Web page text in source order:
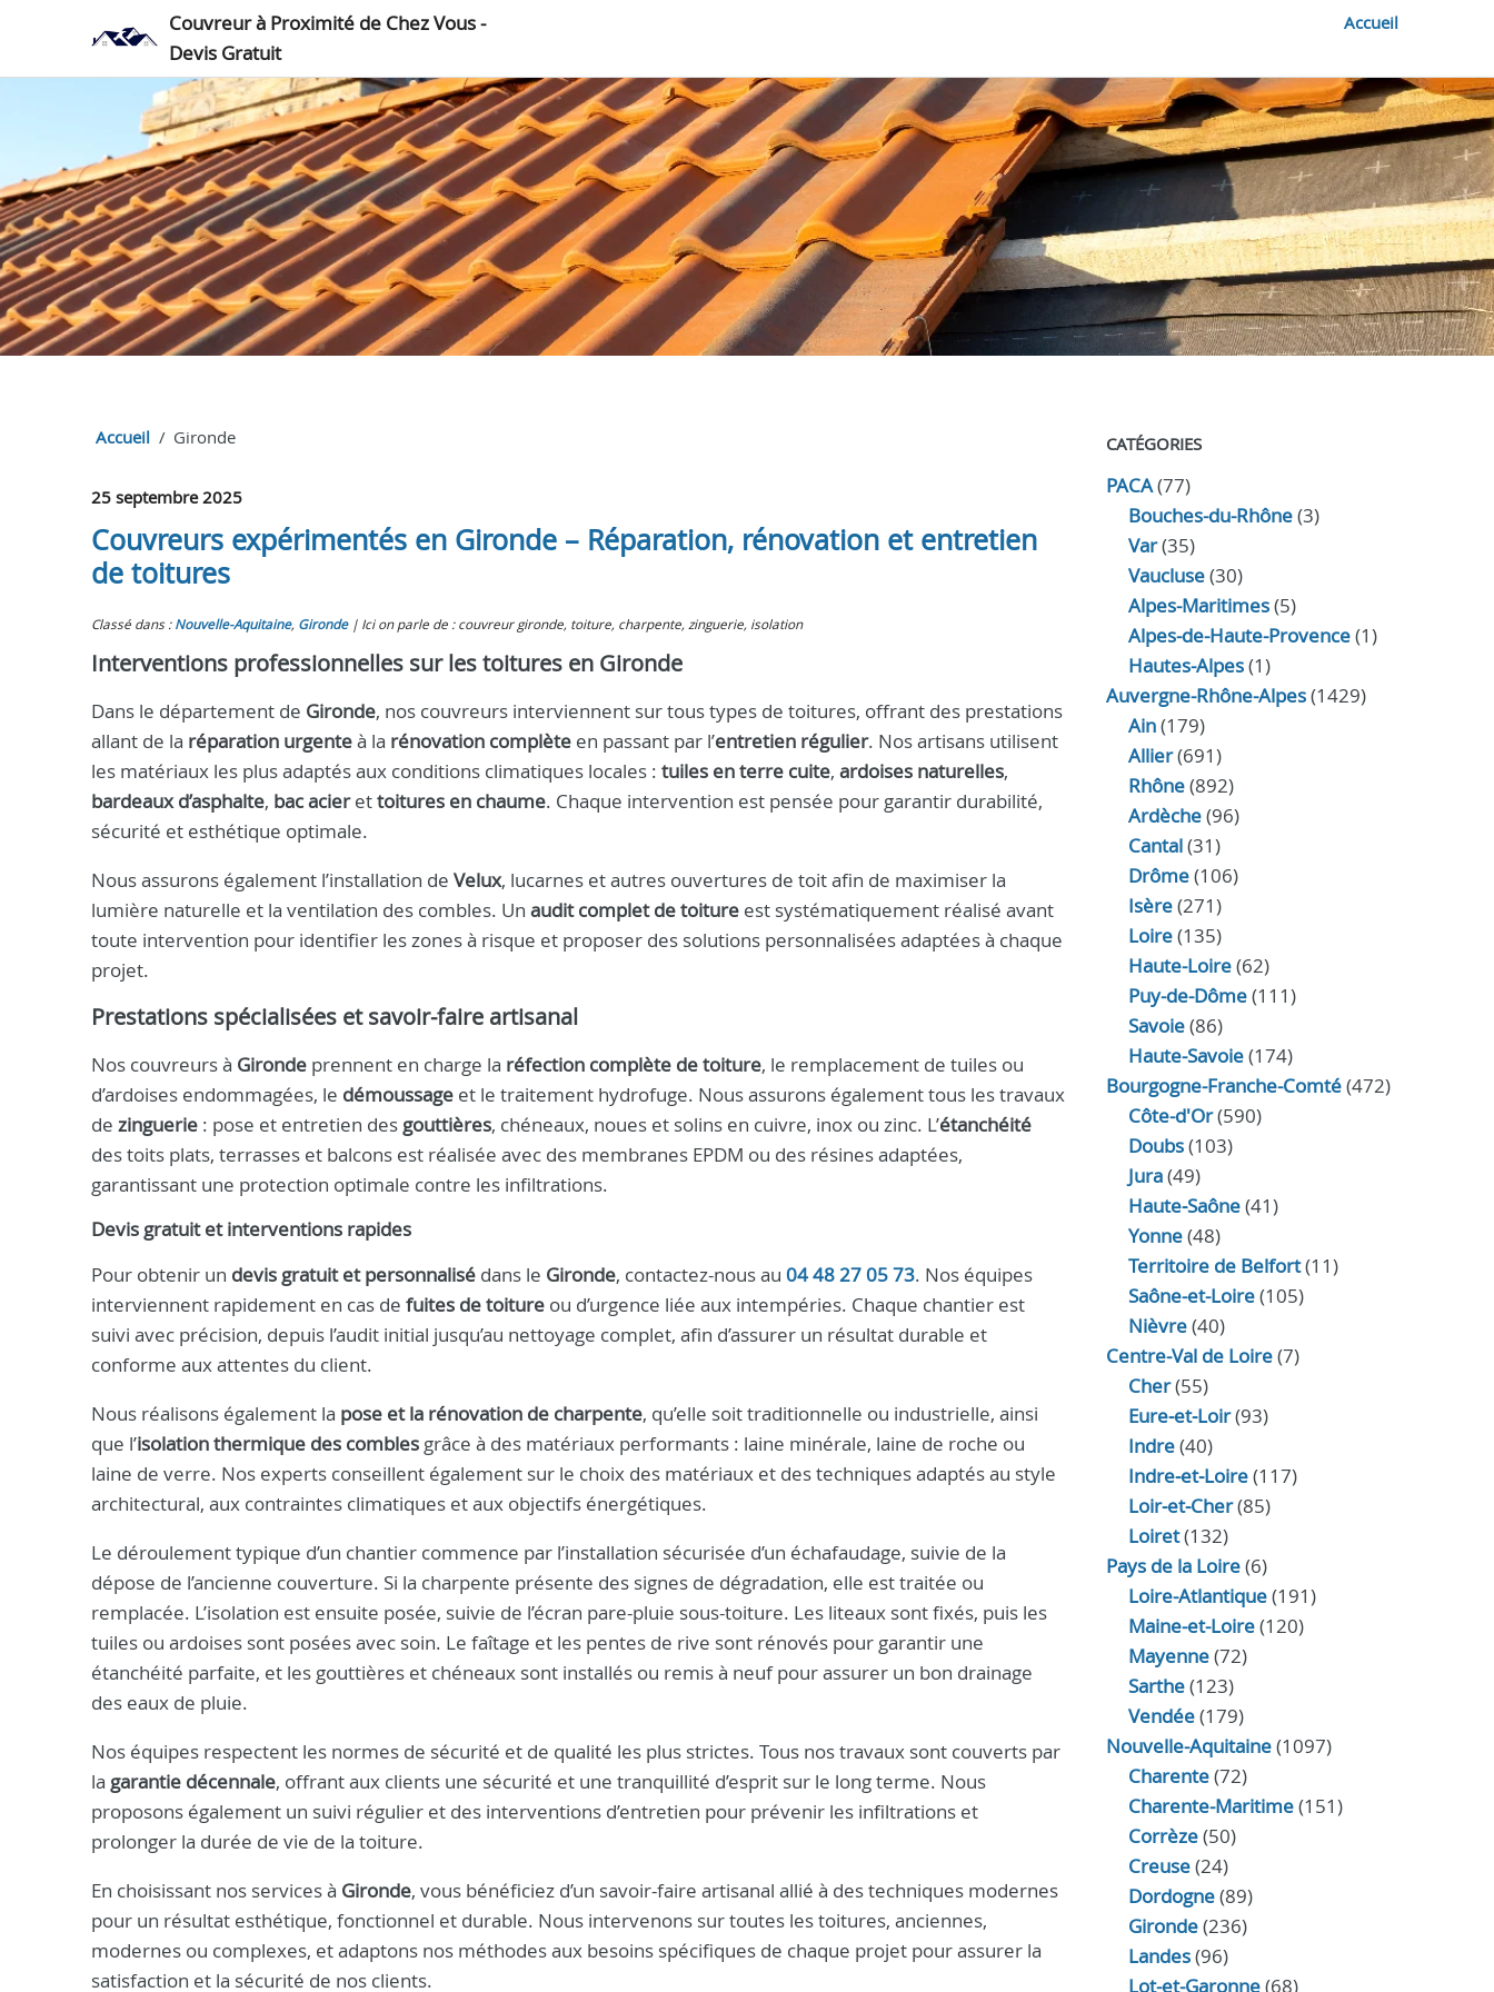
Couvreur à Proximité de Chez Vous -
Devis Gratuit
Accueil
Accueil Gironde
25 septembre 2025
Couvreurs expérimentés en Gironde – Réparation, rénovation et entretien
de toitures
Classé dans : Nouvelle-Aquitaine, Gironde Ici on parle de : couvreur gironde, toiture, charpente, zinguerie, isolation
Interventions professionnelles sur les toitures en Gironde
Dans le département de Gironde, nos couvreurs interviennent sur tous types de toitures, offrant des prestations
allant de la réparation urgenteà la rénovation complète en passant par l’entretien régulier. Nos artisans utilisent
les matériaux les plus adaptés aux conditions climatiques locales : tuiles en terre cuite, ardoises naturelles,
bardeaux d’asphalte, bac acierettoitures en chaume. Chaque intervention est pensée pour garantir durabilité,
sécurité et esthétique optimale.
Nous assurons également l’installation de Velux, lucarnes et autres ouvertures de toit afin de maximiser la
lumière naturelle et la ventilation des combles. Un audit complet de toiture est systématiquement réalisé avant
toute intervention pour identifier les zones à risque et proposer des solutions personnalisées adaptées à chaque
projet.
Prestations spécialisées et savoir-faire artisanal
Nos couvreurs à Gironde prennent en charge la réfection complète de toiture, le remplacement de tuiles ou
d’ardoises endommagées, le démoussage et le traitement hydrofuge. Nous assurons également tous les travaux
de zinguerie : pose et entretien des gouttières, chéneaux, noues et solins en cuivre, inox ou zinc. L’étanchéité
des toits plats, terrasses et balcons est réalisée avec des membranes EPDM ou des résines adaptées,
garantissant une protection optimale contre les infiltrations.
Devis gratuit et interventions rapides
Pour obtenir un devis gratuit et personnalisé dans le Gironde, contactez-nous au 04 48 27 05 73. Nos équipes
interviennent rapidement en cas de fuites de toiture ou d’urgence liée aux intempéries. Chaque chantier est
suivi avec précision, depuis l’audit initial jusqu’au nettoyage complet, afin d’assurer un résultat durable et
conforme aux attentes du client.
Nous réalisons également la pose et la rénovation de charpente, qu’elle soit traditionnelle ou industrielle, ainsi
que l’isolation thermique des combles grâce à des matériaux performants : laine minérale, laine de roche ou
laine de verre. Nos experts conseillent également sur le choix des matériaux et des techniques adaptés au style
architectural, aux contraintes climatiques et aux objectifs énergétiques.
Le déroulement typique d’un chantier commence par l’installation sécurisée d’un échafaudage, suivie de la
dépose de l’ancienne couverture. Si la charpente présente des signes de dégradation, elle est traitée ou
remplacée. L’isolation est ensuite posée, suivie de l’écran pare-pluie sous-toiture. Les liteaux sont fixés, puis les
tuiles ou ardoises sont posées avec soin. Le faîtage et les pentes de rive sont rénovés pour garantir une
étanchéité parfaite, et les gouttières et chéneaux sont installés ou remis à neuf pour assurer un bon drainage
des eaux de pluie.
Nos équipes respectent les normes de sécurité et de qualité les plus strictes. Tous nos travaux sont couverts par
la garantie décennale, offrant aux clients une sécurité et une tranquillité d’esprit sur le long terme. Nous
proposons également un suivi régulier et des interventions d’entretien pour prévenir les infiltrations et
prolonger la durée de vie de la toiture.
En choisissant nos services à Gironde, vous bénéficiez d’un savoir-faire artisanal allié à des techniques modernes
pour un résultat esthétique, fonctionnel et durable. Nous intervenons sur toutes les toitures, anciennes,
modernes ou complexes, et adaptons nos méthodes aux besoins spécifiques de chaque projet pour assurer la
satisfaction et la sécurité de nos clients.
CATÉGORIES
PACA(77)
Bouches-du-Rhône(3)
Var(35)
Vaucluse(30)
Alpes-Maritimes(5)
Alpes-de-Haute-Provence(1)
Hautes-Alpes(1)
Auvergne-Rhône-Alpes(1429)
Ain(179)
Allier(691)
Rhône(892)
Ardèche(96)
Cantal(31)
Drôme(106)
Isère(271)
Loire(135)
Haute-Loire(62)
Puy-de-Dôme(111)
Savoie(86)
Haute-Savoie(174)
Bourgogne-Franche-Comté(472)
Côte-d'Or(590)
Doubs(103)
Jura(49)
Haute‑Saône(41)
Yonne(48)
Territoire de Belfort(11)
Saône-et-Loire(105)
Nièvre(40)
Centre-Val de Loire(7)
Cher(55)
Eure‑et‑Loir(93)
Indre(40)
Indre‑et‑Loire(117)
Loir‑et‑Cher(85)
Loiret(132)
Pays de la Loire(6)
Loire-Atlantique(191)
Maine-et-Loire(120)
Mayenne(72)
Sarthe(123)
Vendée(179)
Nouvelle-Aquitaine(1097)
Charente(72)
Charente-Maritime(151)
Corrèze(50)
Creuse(24)
Dordogne(89)
Gironde(236)
Landes(96)
Lot-et-Garonne(68)